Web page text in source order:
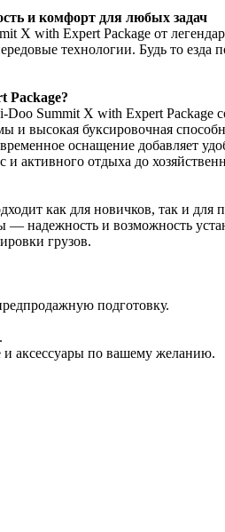
и комфорт для любых задач
X with Expert Package от
технологии. Будь то
Package?
Summit X with Expert Package
и высокая буксировочная
оснащение добавляет
активного отдыха до
как для новичков, так и
и возможность
грузов.
подготовку.
и аксессуары по вашему желанию.